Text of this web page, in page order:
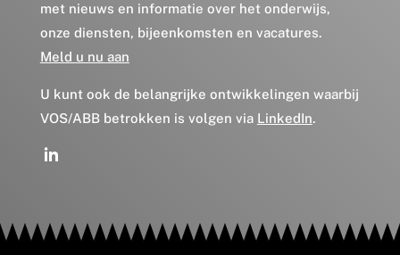
met nieuws en informatie over het onderwijs,
onze diensten, bijeenkomsten en vacatures.
Meld u nu aan
U kunt ook de belangrijke ontwikkelingen waarbij
VOS/ABB betrokken is volgen via LinkedIn.